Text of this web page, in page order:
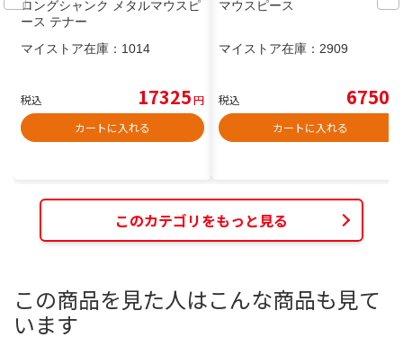
ロングシャンク メタルマウスピ
ース テナー
マイストア在庫： 1014
税込 17325円
カートに入れる
マウスピース
マイストア在庫： 2909
税込 6750
カートに入れる
このカテゴリをもっと見る
この商品を見た人はこんな商品も見て
います